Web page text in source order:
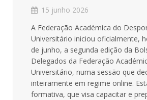
15 junho 2026
A Federação Académica do
Universitário iniciou oficialmente,
de junho, a segunda edição da
Delegados da Federação
Universitário, numa sessão que
inteiramente em regime online.
formativa, que visa capacitar e